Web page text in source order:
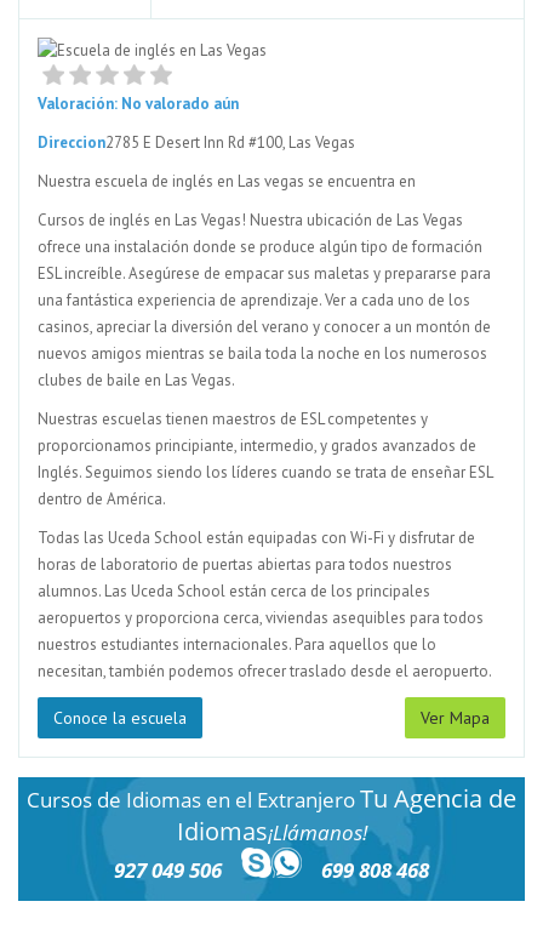
Valoración: No valorado aún
Direccion2785 E Desert Inn Rd #100, Las Vegas
Nuestra escuela de inglés en Las vegas se encuentra en
Cursos de inglés en Las Vegas! Nuestra ubicación de Las Vegas
ofrece una instalación donde se produce algún tipo de formación
ESL increíble. Asegúrese de empacar sus maletas y prepararse para
una fantástica experiencia de aprendizaje. Ver a cada uno de los
casinos, apreciar la diversión del verano y conocer a un montón de
nuevos amigos mientras se baila toda la noche en los numerosos
clubes de baile en Las Vegas.
Nuestras escuelas tienen maestros de ESL competentes y
proporcionamos principiante, intermedio, y grados avanzados de
Inglés. Seguimos siendo los líderes cuando se trata de enseñar ESL
dentro de América.
Todas las Uceda School están equipadas con Wi-Fi y disfrutar de
horas de laboratorio de puertas abiertas para todos nuestros
alumnos. Las Uceda School están cerca de los principales
aeropuertos y proporciona cerca, viviendas asequibles para todos
nuestros estudiantes internacionales. Para aquellos que lo
necesitan, también podemos ofrecer traslado desde el aeropuerto.
Conoce la escuela Ver Mapa
Cursos de Idiomas en el ExtranjeroTu Agencia de
Idiomas¡Llámanos!
927 049 506
699 808 468